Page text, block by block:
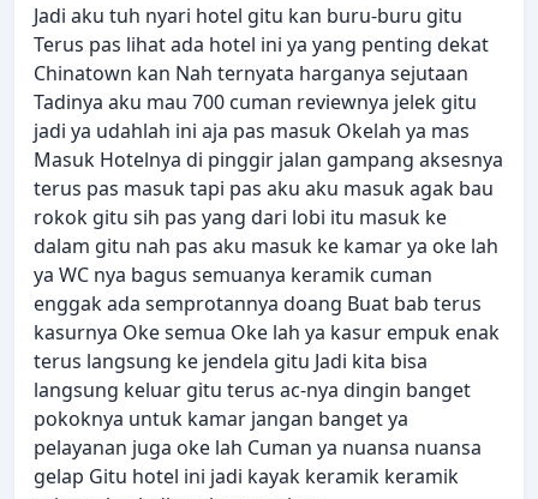
Jadi aku tuh nyari hotel gitu kan buru-buru gitu
Terus pas lihat ada hotel ini ya yang penting dekat
Chinatown kan Nah ternyata harganya sejutaan
Tadinya aku mau 700 cuman reviewnya jelek gitu
jadi ya udahlah ini aja pas masuk Okelah ya mas
Masuk Hotelnya di pinggir jalan gampang aksesnya
terus pas masuk tapi pas aku aku masuk agak bau
rokok gitu sih pas yang dari lobi itu masuk ke
dalam gitu nah pas aku masuk ke kamar ya oke lah
ya WC nya bagus semuanya keramik cuman
enggak ada semprotannya doang Buat bab terus
kasurnya Oke semua Oke lah ya kasur empuk enak
terus langsung ke jendela gitu Jadi kita bisa
langsung keluar gitu terus ac-nya dingin banget
pokoknya untuk kamar jangan banget ya
pelayanan juga oke lah Cuman ya nuansa nuansa
gelap Gitu hotel ini jadi kayak keramik keramik